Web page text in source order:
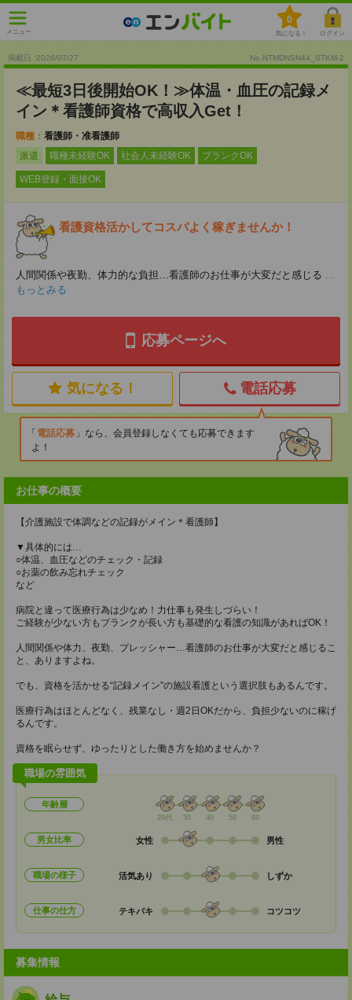
メニュー
0
気になる！ ログイン
掲載日 :2026/07/27 No.NTMDNSN44_STKM-2
≪最短3日後開始OK！≫体温・血圧の記録メ
イン＊看護師資格で高収入Get！
職種： 看護師・准看護師
派遣
職種未経験OK 社会人未経験OK ブランクOK
WEB登録・面接OK
看護資格活かしてコスパよく稼ぎませんか！
人間関係や夜勤、体力的な負担…看護師のお仕事が大変だと感じる ...
もっとみる
応募ページへ
気になる！ 電話応募
電話応募
なら、会員登録しなくても応募できます
よ！
お仕事の概要
【介護施設で体調などの記録がメイン＊看護師】
▼具体的には…
○体温、血圧などのチェック・記録
○お薬の飲み忘れチェック
など
病院と違って医療行為は少なめ！力仕事も発生しづらい！
ご経験が少ない方もブランクが長い方も基礎的な看護の知識があればOK！
人間関係や体力、夜勤、プレッシャー…看護師のお仕事が大変だと感じるこ
と、ありますよね。
でも、資格を活かせる“記録メイン”の施設看護という選択肢もあるんです。
医療行為はほとんどなく、残業なし・週2日OKだから、負担少ないのに稼げ
るんです。
資格を眠らせず、ゆったりとした働き方を始めませんか？
職場の雰囲気
年齢層
20代 30 40 50 60
男女比率 女性 男性
職場の様子 活気あり しずか
仕事の仕方 テキパキ コツコツ
募集情報